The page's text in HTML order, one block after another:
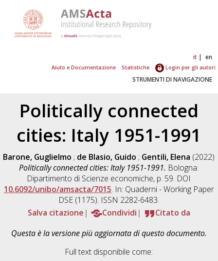
it en
Aiuto e Documentazione Statistiche Login per gli autori
STRUMENTI DI NAVIGAZIONE
Politically connected
cities: Italy 1951-1991
Barone, Guglielmo ; de Blasio, Guido ; Gentili, Elena (2022)
Politically connected cities: Italy 1951-1991. Bologna:
Dipartimento di Scienze economiche, p. 59. DOI
10.6092/unibo/amsacta/7015. In: Quaderni - Working Paper
DSE (1175). ISSN 2282-6483.
Salva citazione
Condividi
Citato da
Questa è la versione più aggiornata di questo documento.
Full text disponibile come: